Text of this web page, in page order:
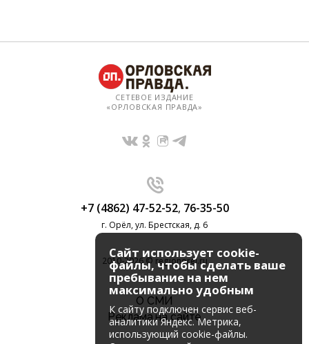
СЕТЕВОЕ ИЗДАНИЕ
«ОРЛОВСКАЯ ПРАВДА»
+7 (4862) 47-52-52, 76-35-50
г. Орёл, ул. Брестская, д. 6
2010-2026 © regionorel.ru
О СМИ
Реклама на сайте
Сайт использует cookie-
файлы, чтобы сделать ваше
пребывание на нем
максимально удобным
К cайту подключен сервис веб-
аналитики Яндекс. Метрика,
использующий cookie-файлы.